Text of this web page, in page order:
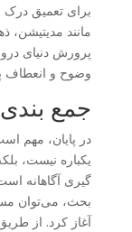
برای تعمیق
مانند مدیتیشن،
پرورش دنیای
وضوح و انعطاف
جمع بندی
در پایان، مهم
یکباره نیست،
گیری آگاهانه
بحث، می‌توان
آغاز کرد. از